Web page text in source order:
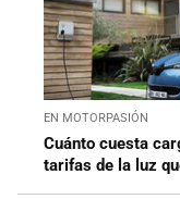
EN MOTORPASIÓN
Cuánto cuesta
tarifas de la luz